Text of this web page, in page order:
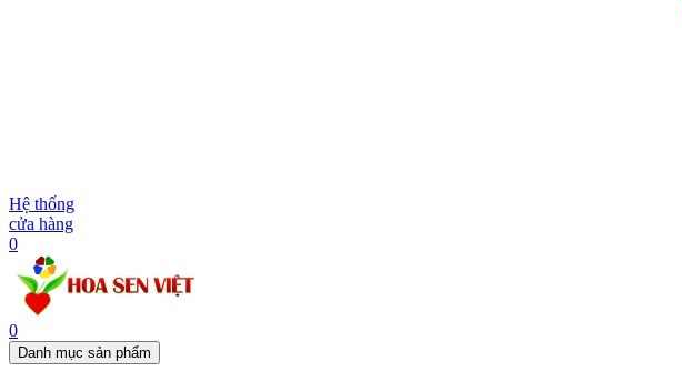
Hệ thống
cửa hàng
0
0
Danh mục sản phẩm